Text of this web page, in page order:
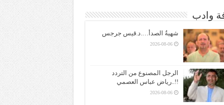
وادب
شهيةُ الصدأ….د.قيس جرجس
2026-08-06
الرجل المصنوع من التردد
!!..رياض عباس العصمي
2026-08-06